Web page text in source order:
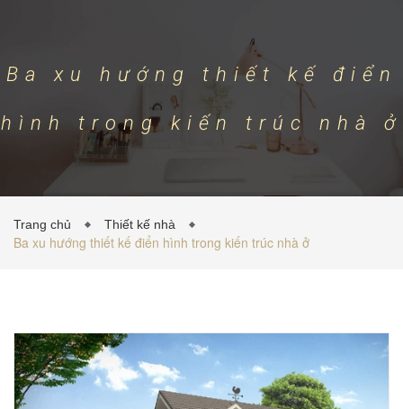
THIẾT KẾ
BÁO GIÁ TUYỂN DỤNG
Ba xu hướng thiết kế điển
hình trong kiến trúc nhà ở
Trang chủ Thiết kế nhà
Ba xu hướng thiết kế điển hình trong kiến trúc nhà ở